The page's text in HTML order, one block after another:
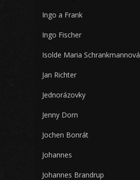
Ingo a Frank
Ingo Fischer
Isolde Maria Schrankmannová
Jan Richter
Jednorázovky
Jenny Dorn
Jochen Bonrát
Johannes
Johannes Brandrup